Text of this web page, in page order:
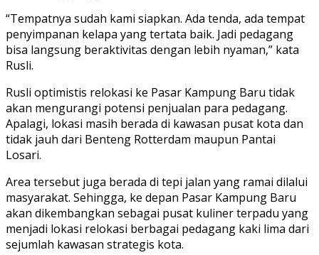
“Tempatnya sudah kami siapkan. Ada tenda, ada tempat
penyimpanan kelapa yang tertata baik. Jadi pedagang
bisa langsung beraktivitas dengan lebih nyaman,” kata
Rusli.
Rusli optimistis relokasi ke Pasar Kampung Baru tidak
akan mengurangi potensi penjualan para pedagang.
Apalagi, lokasi masih berada di kawasan pusat kota dan
tidak jauh dari Benteng Rotterdam maupun Pantai
Losari.
Area tersebut juga berada di tepi jalan yang ramai dilalui
masyarakat. Sehingga, ke depan Pasar Kampung Baru
akan dikembangkan sebagai pusat kuliner terpadu yang
menjadi lokasi relokasi berbagai pedagang kaki lima dari
sejumlah kawasan strategis kota.